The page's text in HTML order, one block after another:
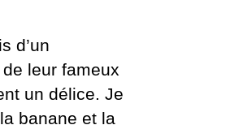
d’un
leur fameux
un délice. Je
banane et la